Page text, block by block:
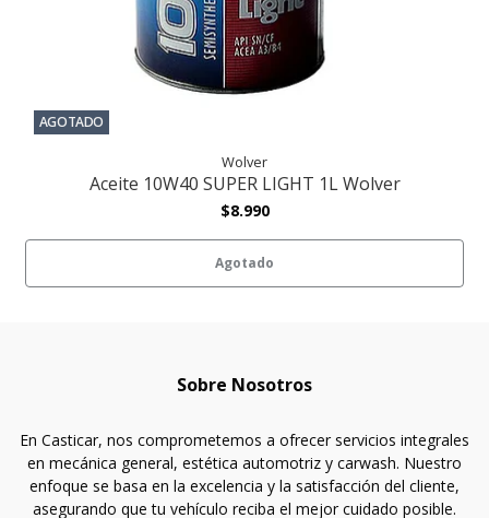
AGOTADO
Wolver
Aceite 10W40 SUPER LIGHT 1L Wolver
$8.990
Agotado
Sobre Nosotros
En Casticar, nos comprometemos a ofrecer servicios integrales
en mecánica general, estética automotriz y carwash. Nuestro
enfoque se basa en la excelencia y la satisfacción del cliente,
asegurando que tu vehículo reciba el mejor cuidado posible.